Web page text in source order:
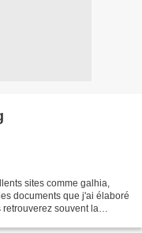
sites comme galhia,
documents que j'ai élaboré
souvent la